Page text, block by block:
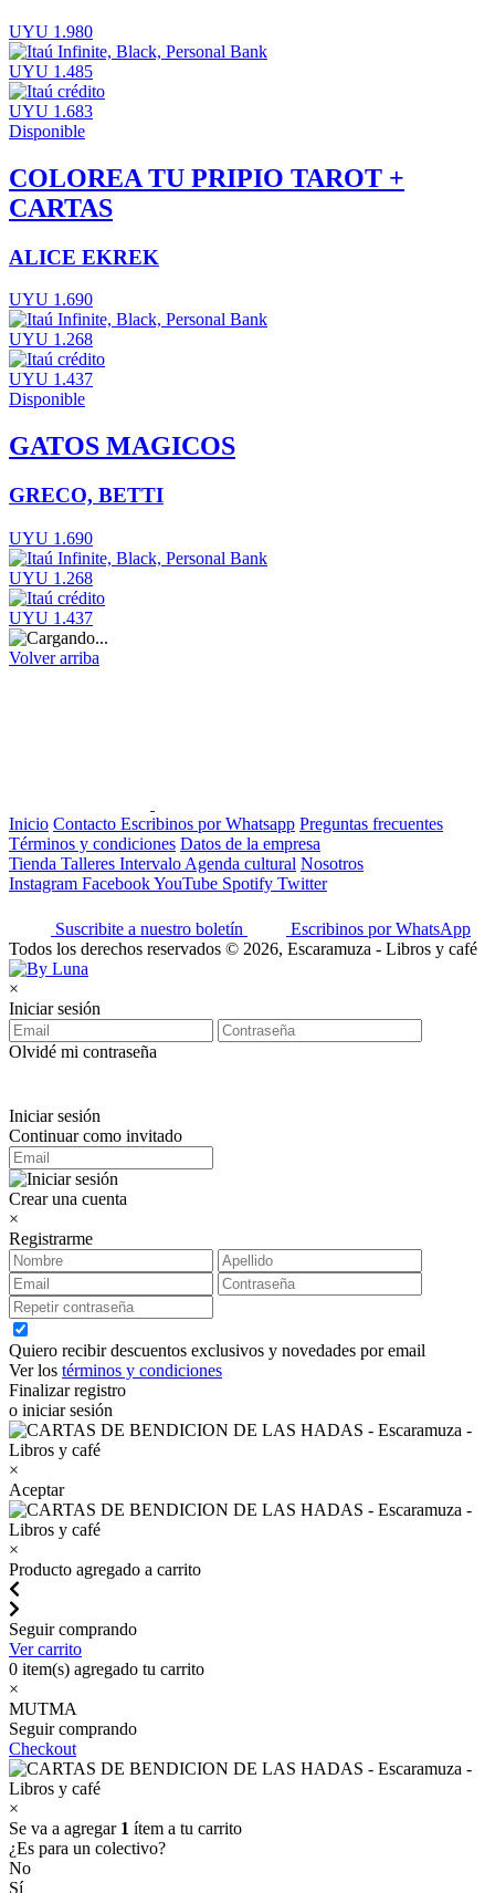
UYU 1.980
UYU 1.485
UYU 1.683
Disponible
COLOREA TU PRIPIO TAROT +
CARTAS
ALICE EKREK
UYU 1.690
UYU 1.268
UYU 1.437
Disponible
GATOS MAGICOS
GRECO, BETTI
UYU 1.690
UYU 1.268
UYU 1.437
Volver arriba
Inicio Contacto Escribinos por Whatsapp Preguntas frecuentes
Términos y condiciones Datos de la empresa
Tienda Talleres Intervalo Agenda cultural Nosotros
Instagram FacebookYouTube Spotify Twitter
Suscribite a nuestro boletín
Escribinos por WhatsApp
Todos los derechos reservados © 2026, Escaramuza - Libros y café
×
Iniciar sesión
Olvidé mi contraseña
Iniciar sesión
Continuar como invitado
Crear una cuenta
×
Registrarme
Quiero recibir descuentos exclusivos y novedades por email
Ver los términos y condiciones
Finalizar registro
o iniciar sesión
×
Aceptar
×
Producto agregado a carrito
Seguir comprando
Ver carrito
0 item(s) agregado tu carrito
×
MUTMA
Seguir comprando
Checkout
×
Se va a agregar 1 ítem a tu carrito
¿Es para un colectivo?
No
Sí